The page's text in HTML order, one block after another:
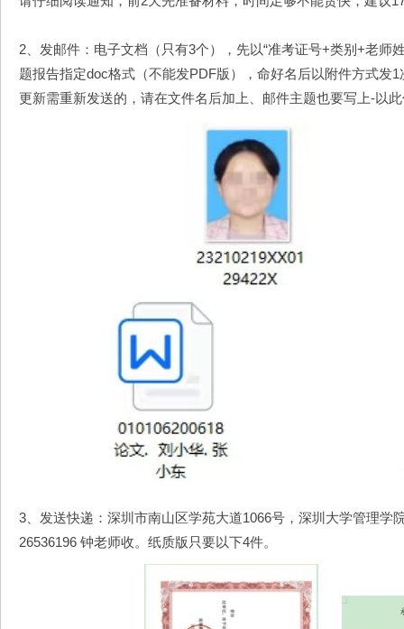
2、发邮件：电子文档（只有3个），先以“准考证号+类别+老师
题报告指定doc格式（不能发PDF版），命好名后以附件方式发
更新需重新发送的，请在文件名后加上、邮件主题也要写上-以
3、发送快递：深圳市南山区学苑大道1066号，深圳大学管理学
26536196 钟老师收。纸质版只要以下4件。